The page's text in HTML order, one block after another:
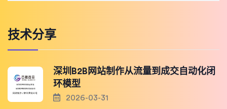
技术分享
深圳B2B网站制作从流量到成交自动化闭
环模型
2026-03-31